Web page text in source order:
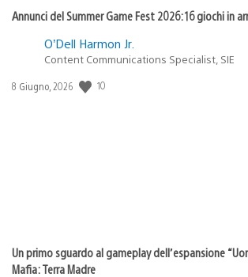
Annunci del Summer Game Fest 2026: 16 giochi in
O’Dell Harmon Jr.
Content Communications Specialist, SIE
Data
8 Giugno, 2026 10
Un primo sguardo al gameplay dell’espansione
Mafia: Terra Madre